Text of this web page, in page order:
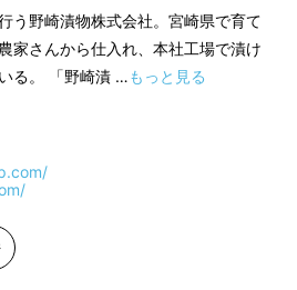
子ハチサンイチ・野崎
半試作を繰り返し誕生した
内する「素材がぜ～んぶ宮
材をふんだ
使用！
う野崎漬物株式会社。宮崎県で育て
家さんから仕入れ、本社工場で漬け
る。 「野崎漬 …もっと見る